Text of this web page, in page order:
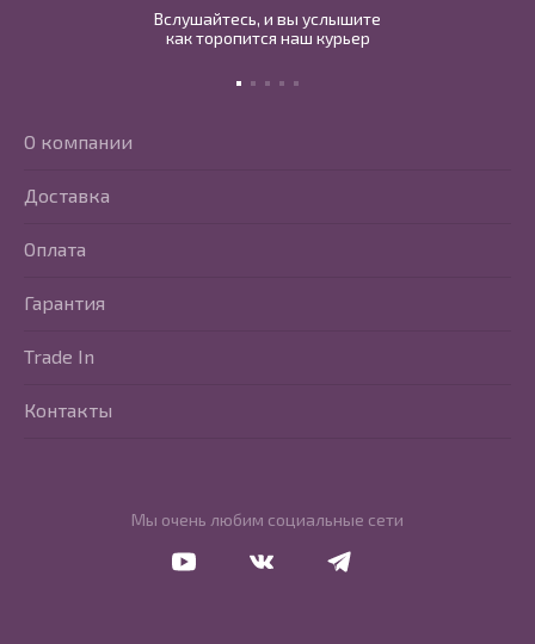
Вслушайтесь, и вы услышите
как торопится наш курьер
Мы очень любим социальные сети
О компании
Доставка
Оплата
Гарантия
Trade In
Контакты